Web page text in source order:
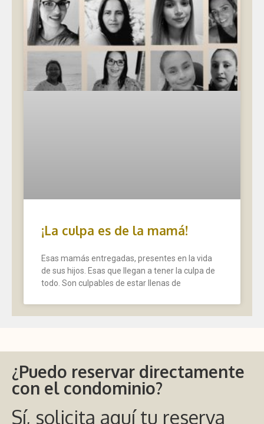
¡La culpa es de la mamá!
Esas mamás entregadas, presentes en la vida
de sus hijos. Esas que llegan a tener la culpa de
todo. Son culpables de estar llenas de
¿Puedo reservar directamente
con el condominio?
Sí, solicita aquí tu reserva